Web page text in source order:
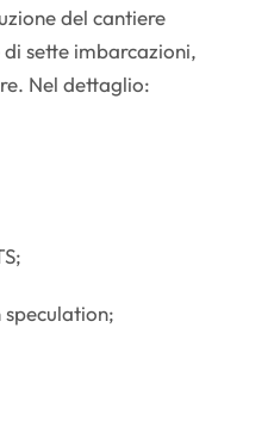
del cantiere
sette imbarcazioni,
Nel dettaglio: